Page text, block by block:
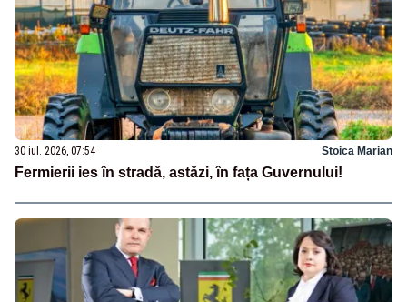
30 iul. 2026, 07:54 Stoica Marian
Fermierii ies în stradă, astăzi, în fața Guvernului!